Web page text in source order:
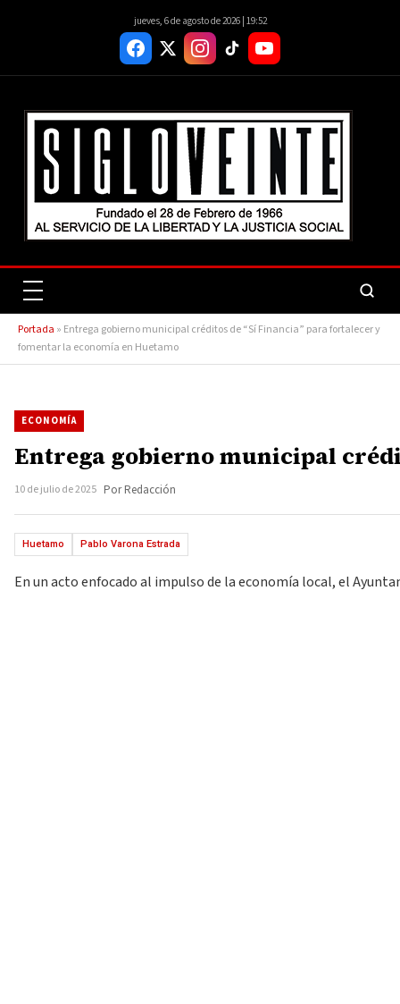
jueves, 6 de agosto de 2026 | 19:52
Portada » Entrega gobierno municipal créditos de “Sí Financia” para fortalecer y
fomentar la economía en Huetamo
ECONOMÍA
Entrega gobierno municipal
10 de julio de 2025 Por Redacción
Huetamo Pablo Varona Estrada
En un acto enfocado al impulso de la economía local, el